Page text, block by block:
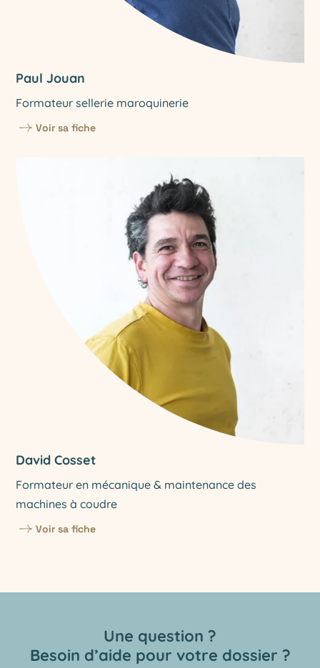
Paul Jouan
Formateur sellerie maroquinerie
Voir sa fiche
David Cosset
Formateur en mécanique & maintenance des
machines à coudre
Voir sa fiche
Une question ?
Besoin d’aide pour votre dossier ?